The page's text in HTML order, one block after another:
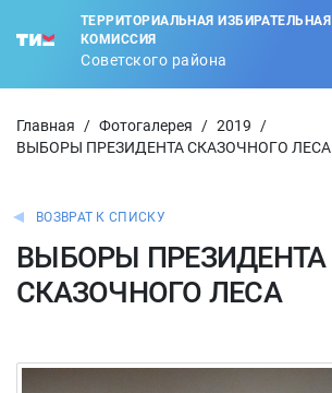
ТЕРРИТОРИАЛЬНАЯ ИЗБИРАТЕЛЬНАЯ
КОМИССИЯ
Советского района
Главная / Фотогалерея / 2019
/
ВЫБОРЫ ПРЕЗИДЕНТА СКАЗОЧНОГО ЛЕСА
ВОЗВРАТ К СПИСКУ
ВЫБОРЫ ПРЕЗИДЕНТА
СКАЗОЧНОГО ЛЕСА